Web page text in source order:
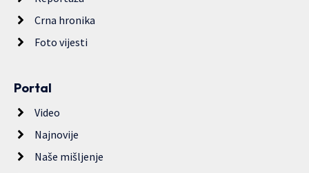
Crna hronika
Foto vijesti
Portal
Video
Najnovije
Naše mišljenje